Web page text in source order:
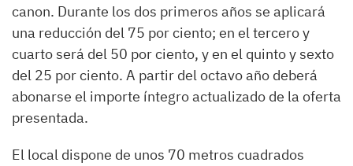
canon. Durante los dos primeros años se aplicará
una reducción del 75 por ciento; en el tercero y
cuarto será del 50 por ciento, y en el quinto y sexto
del 25 por ciento. A partir del octavo año deberá
abonarse el importe íntegro actualizado de la oferta
presentada.
El local dispone de unos 70 metros cuadrados